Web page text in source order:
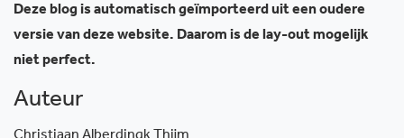
Deze blog is automatisch geïmporteerd uit een oudere
versie van deze website. Daarom is de lay-out mogelijk
niet perfect.
Auteur